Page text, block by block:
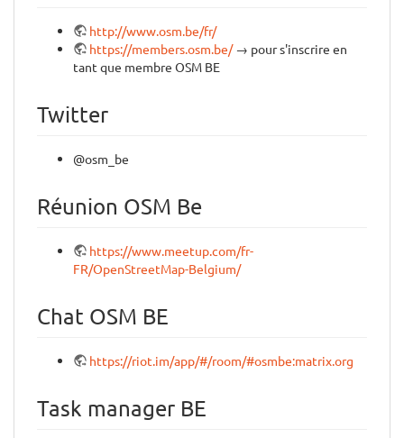
http://www.osm.be/fr/
https://members.osm.be/→ pour s'inscrire en
tant que membre OSM BE
Twitter
@osm_be
Réunion OSM Be
https://www.meetup.com/fr-
FR/OpenStreetMap-Belgium/
Chat OSM BE
https://riot.im/app/#/room/#osmbe:matrix.org
Task manager BE